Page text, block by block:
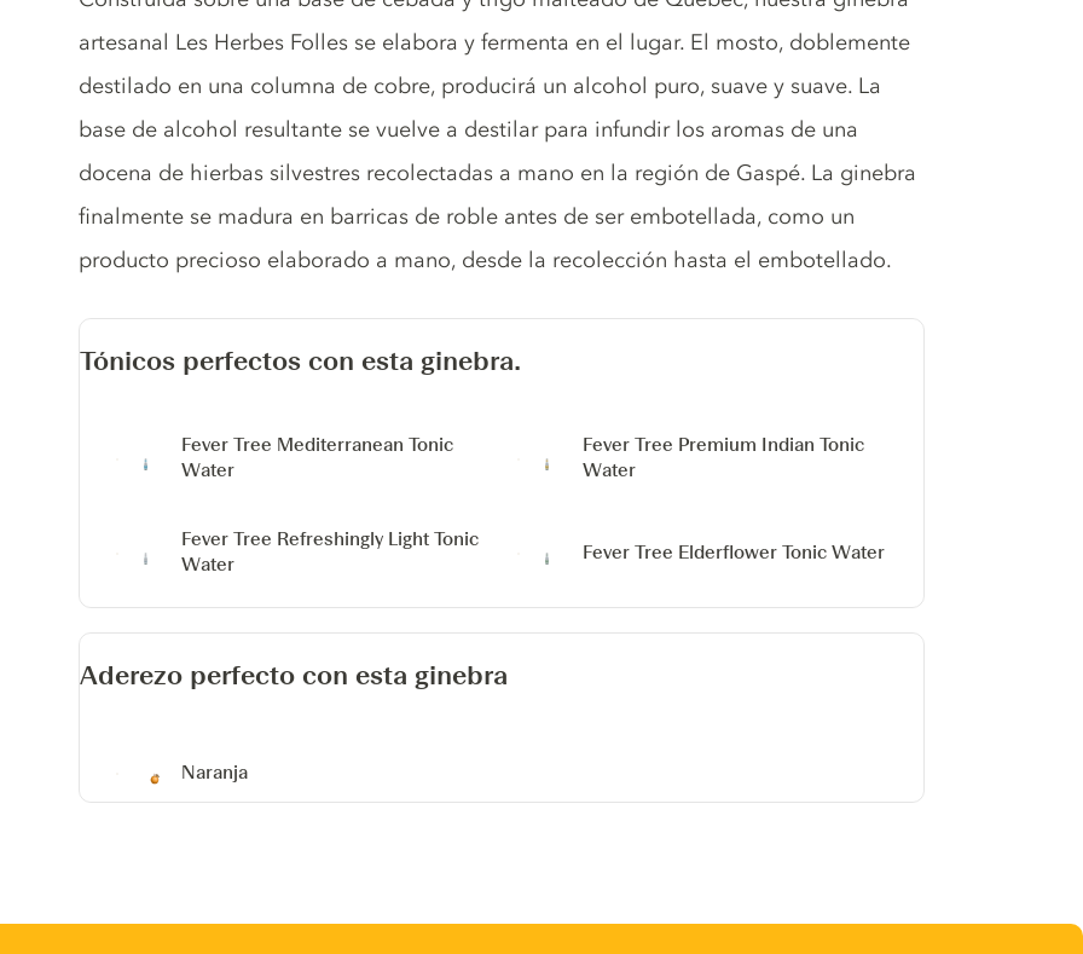
artesanal Les Herbes Folles se elabora y fermenta en el lugar. El mosto, doblemente
destilado en una columna de cobre, producirá un alcohol puro, suave y suave. La
base de alcohol resultante se vuelve a destilar para infundir los aromas de una
docena de hierbas silvestres recolectadas a mano en la región de Gaspé. La ginebra
finalmente se madura en barricas de roble antes de ser embotellada, como un
producto precioso elaborado a mano, desde la recolección hasta el embotellado.
Tónicos perfectos con esta ginebra.
Fever Tree Mediterranean Tonic
Water
Fever Tree Premium Indian Tonic
Water
Fever Tree Refreshingly Light Tonic
Water
Fever Tree Elderflower Tonic Water
Aderezo perfecto con esta ginebra
Naranja